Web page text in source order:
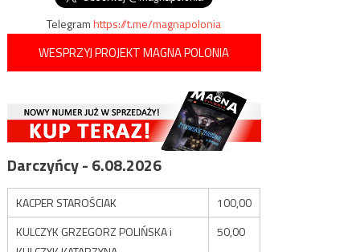
Telegramhttps://t.me/magnapolonia
WESPRZYJ PROJEKT MAGNA POLONIA
Darczyńcy - 6.08.2026
KACPER STAROŚCIAK
100,00
KULCZYK GRZEGORZ POLIŃSKA i
50,00